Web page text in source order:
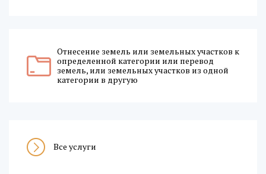
Отнесение земель или земельных участков к
определенной категории или перевод
земель, или земельных участков из одной
категории в другую
Все услуги